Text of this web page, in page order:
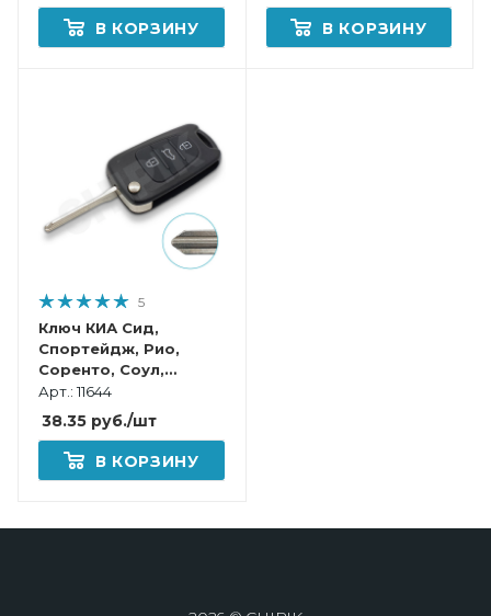
В КОРЗИНУ В КОРЗИНУ
5
Ключ КИА Сид,
Спортейдж, Рио,
Соренто, Соул,
Серато выкидной
Арт.: 11644
38.35 руб./шт
В КОРЗИНУ